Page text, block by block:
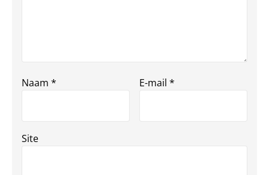
Naam * E-mail *
Site